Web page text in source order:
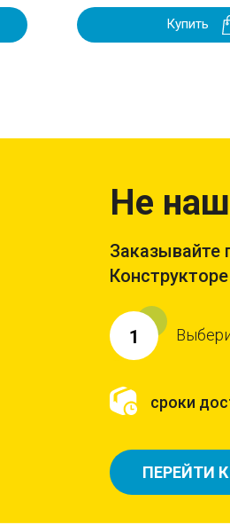
Купить
Не
Заказывайте
Конструкторе
1
сроки
ПЕРЕЙТИ